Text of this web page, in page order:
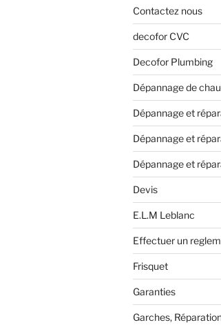
Contactez nous
decofor CVC
Decofor Plumbing
Dépannage de
Dépannage et
Dépannage et
Dépannage et
Devis
E.L.M Leblanc
Effectuer un
Frisquet
Garanties
Garches,